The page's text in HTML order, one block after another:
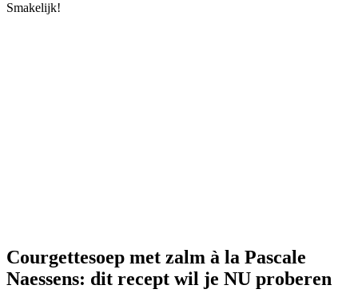
Smakelijk!
Courgettesoep met zalm à la Pascale
Naessens: dit recept wil je NU proberen